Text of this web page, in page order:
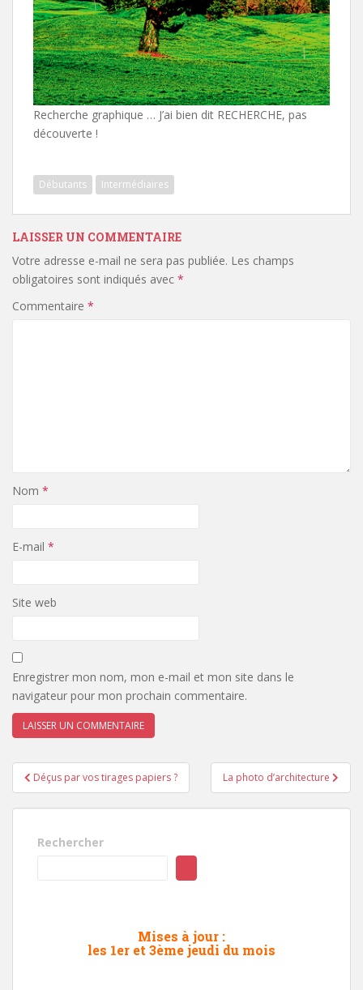
Recherche graphique … J’ai bien dit RECHERCHE, pas
découverte !
Débutants Intermédiaires
LAISSER UN COMMENTAIRE
Votre adresse e-mail ne sera pas publiée. Les champs
obligatoires sont indiqués avec *
Commentaire *
Nom *
E-mail *
Site web
Enregistrer mon nom, mon e-mail et mon site dans le
navigateur pour mon prochain commentaire.
Navigation
de
l’article
Déçus par vos tirages papiers ? La photo d’architecture
Rechercher
Mises à jour :
les 1er et 3ème jeudi du mois